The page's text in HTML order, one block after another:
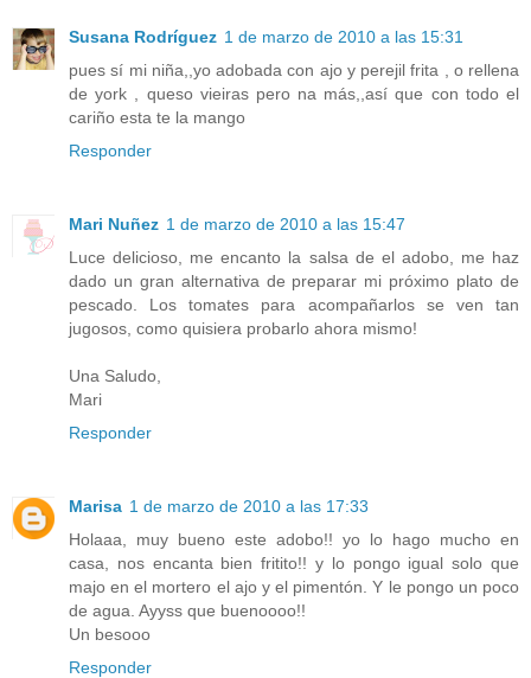
Susana Rodríguez 1 de marzo de 2010 a las 15:31
pues sí mi niña,,yo adobada con ajo y perejil frita , o rellena
de york , queso vieiras pero na más,,así que con todo el
cariño esta te la mango
Responder
Mari Nuñez 1 de marzo de 2010 a las 15:47
Luce delicioso, me encanto la salsa de el adobo, me haz
dado un gran alternativa de preparar mi próximo plato de
pescado. Los tomates para acompañarlos se ven tan
jugosos, como quisiera probarlo ahora mismo!
Una Saludo,
Mari
Responder
Marisa 1 de marzo de 2010 a las 17:33
Holaaa, muy bueno este adobo!! yo lo hago mucho en
casa, nos encanta bien fritito!! y lo pongo igual solo que
majo en el mortero el ajo y el pimentón. Y le pongo un poco
de agua. Ayyss que buenoooo!!
Un besooo
Responder